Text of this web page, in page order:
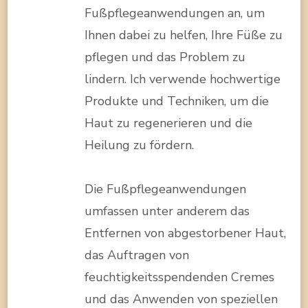
Fußpflegeanwendungen an, um
Ihnen dabei zu helfen, Ihre Füße zu
pflegen und das Problem zu
lindern. Ich verwende hochwertige
Produkte und Techniken, um die
Haut zu regenerieren und die
Heilung zu fördern.
Die Fußpflegeanwendungen
umfassen unter anderem das
Entfernen von abgestorbener Haut,
das Auftragen von
feuchtigkeitsspendenden Cremes
und das Anwenden von speziellen